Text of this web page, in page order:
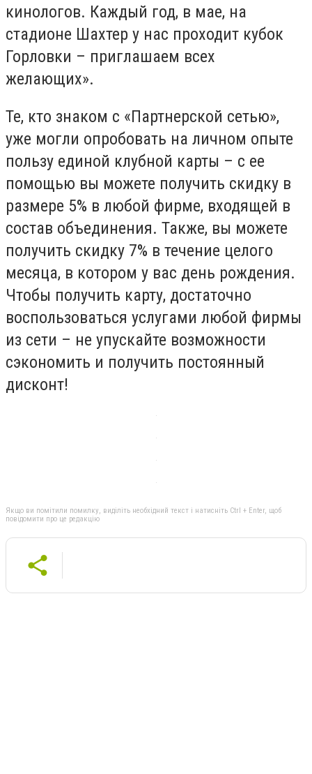
кинологов. Каждый год, в мае, на
стадионе Шахтер у нас проходит кубок
Горловки – приглашаем всех
желающих».
Те, кто знаком с «Партнерской сетью»,
уже могли опробовать на личном опыте
пользу единой клубной карты – с ее
помощью вы можете получить скидку в
размере 5% в любой фирме, входящей в
состав объединения. Также, вы можете
получить скидку 7% в течение целого
месяца, в котором у вас день рождения.
Чтобы получить карту, достаточно
воспользоваться услугами любой фирмы
из сети – не упускайте возможности
сэкономить и получить постоянный
дисконт!
Якщо ви помітили помилку, виділіть необхідний текст і натисніть Ctrl + Enter, щоб
повідомити про це редакцію